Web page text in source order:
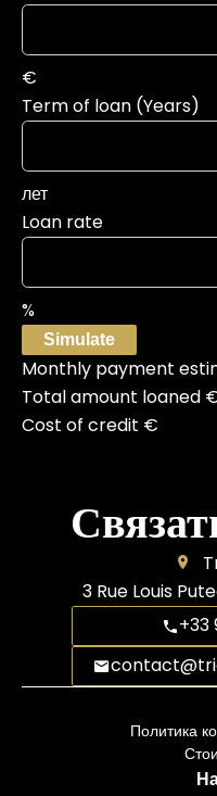
€
Term of loan (Years)
лет
Loan rate
%
Simulate
Monthly payment
Total amount loaned
Cost of credit €
3 Rue Louis
+33
Политика